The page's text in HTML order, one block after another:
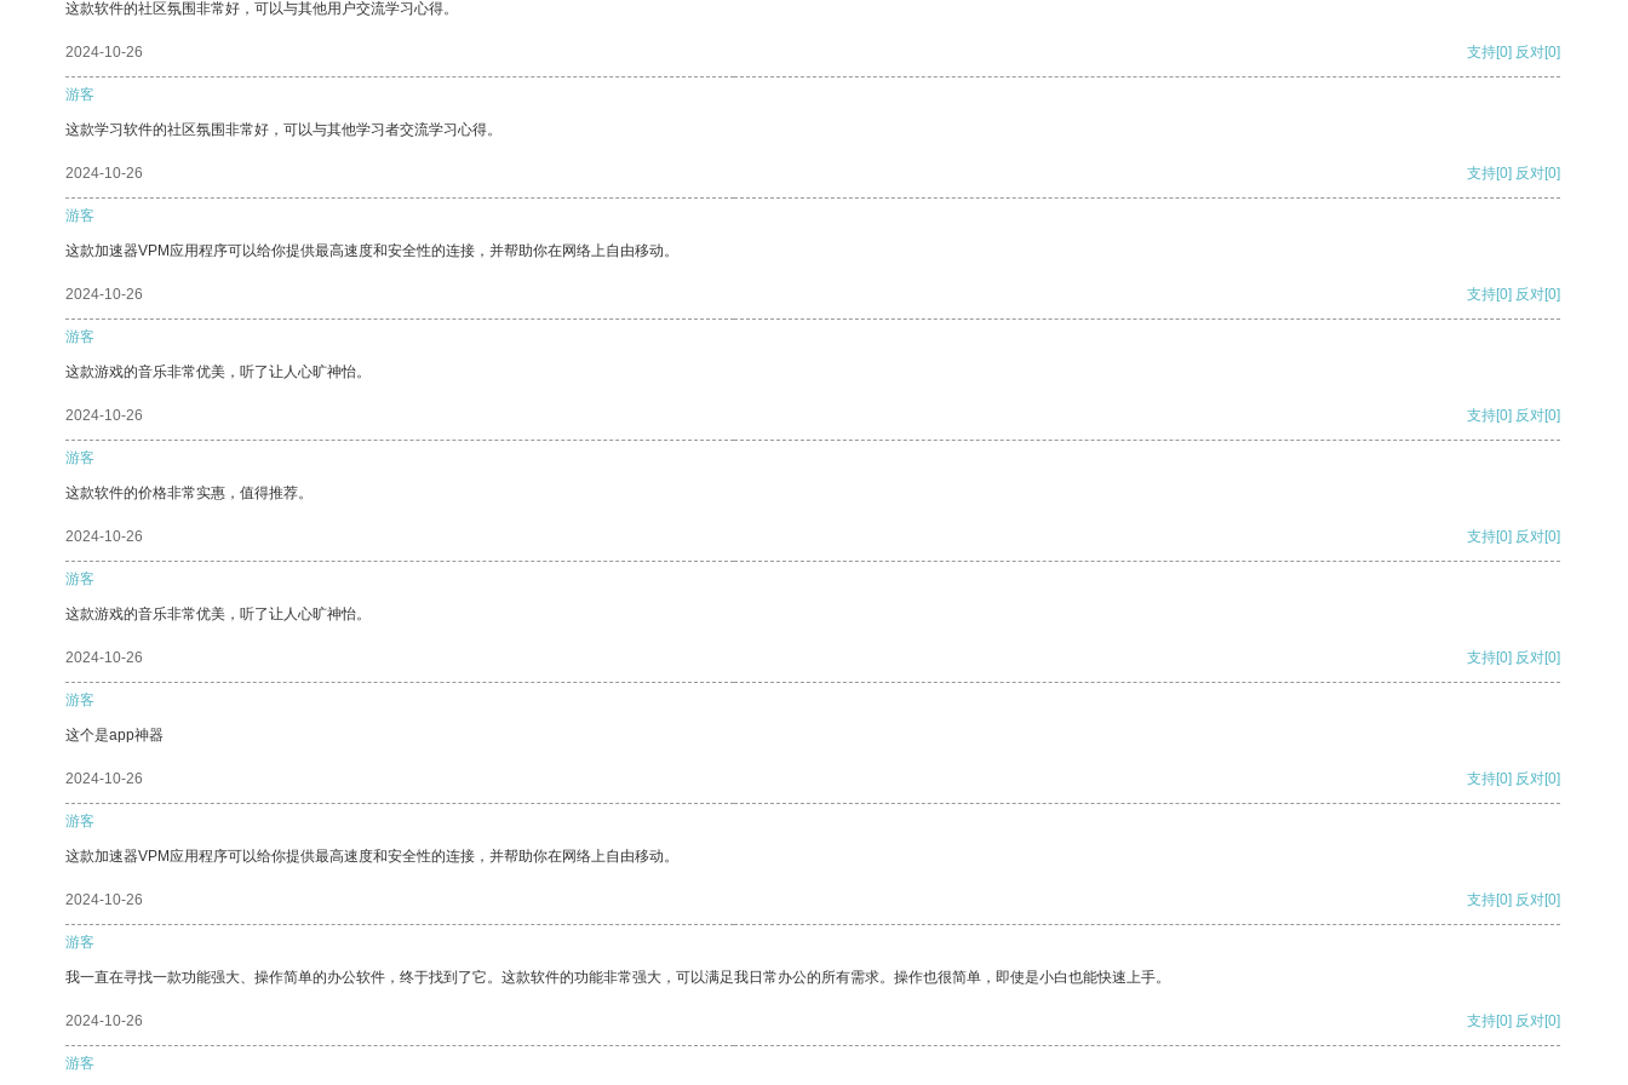
这款软件的社区氛围非常好，可以与其他用户交流学习心得。
2024-10-26 支持[0] 反对[0]
游客
这款学习软件的社区氛围非常好，可以与其他学习者交流学习心得。
2024-10-26 支持[0] 反对[0]
游客
这款加速器VPM应用程序可以给你提供最高速度和安全性的连接，并帮助你在网络上自由移动。
2024-10-26 支持[0] 反对[0]
游客
这款游戏的音乐非常优美，听了让人心旷神怡。
2024-10-26 支持[0] 反对[0]
游客
这款软件的价格非常实惠，值得推荐。
2024-10-26 支持[0] 反对[0]
游客
这款游戏的音乐非常优美，听了让人心旷神怡。
2024-10-26 支持[0] 反对[0]
游客
这个是app神器
2024-10-26 支持[0] 反对[0]
游客
这款加速器VPM应用程序可以给你提供最高速度和安全性的连接，并帮助你在网络上自由移动。
2024-10-26 支持[0] 反对[0]
游客
我一直在寻找一款功能强大、操作简单的办公软件，终于找到了它。这款软件的功能非常强大，可以满足我日常办公的所有需求。操作也很简单，即使是小白也能快速上手。
2024-10-26 支持[0] 反对[0]
游客